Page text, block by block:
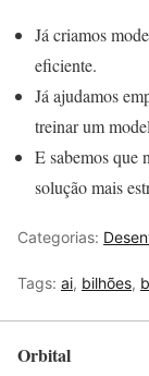
Já criamos
eficiente.
Já ajudamos
treinar um
E sabemos que
solução mais
Categorias:
Tags: ai, bilhões,
Orbital